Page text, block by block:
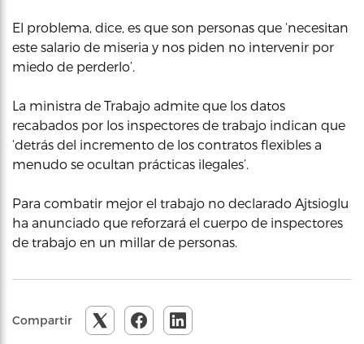
El problema, dice, es que son personas que ‘necesitan
este salario de miseria y nos piden no intervenir por
miedo de perderlo’.
La ministra de Trabajo admite que los datos
recabados por los inspectores de trabajo indican que
‘detrás del incremento de los contratos flexibles a
menudo se ocultan prácticas ilegales’.
Para combatir mejor el trabajo no declarado Ajtsioglu
ha anunciado que reforzará el cuerpo de inspectores
de trabajo en un millar de personas.
Compartir